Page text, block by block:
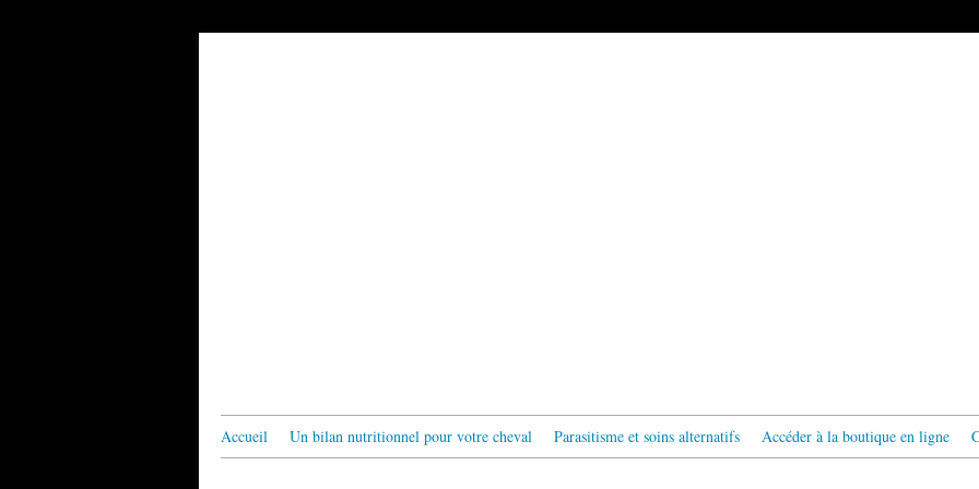
Accueil Un bilan nutritionnel pour votre cheval Parasitisme et soins alternatifs Accéder à la boutique en ligne